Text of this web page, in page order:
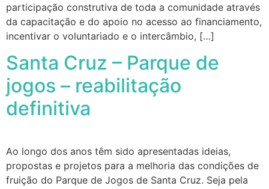
participação construtiva de toda a comunidade através
da capacitação e do apoio no acesso ao financiamento,
incentivar o voluntariado e o intercâmbio, […]
Santa Cruz – Parque de
jogos – reabilitação
definitiva
Ao longo dos anos têm sido apresentadas ideias,
propostas e projetos para a melhoria das condições de
fruição do Parque de Jogos de Santa Cruz. Seja pela